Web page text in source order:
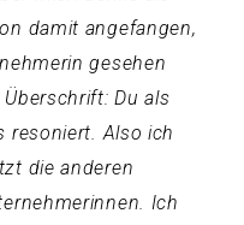
damit angefangen,
gesehen
Du als
resoniert. Also ich
die anderen
Ich